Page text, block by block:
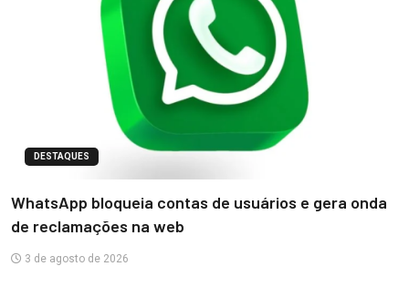
DESTAQUES
WhatsApp bloqueia contas de usuários e gera onda
de reclamações na web
3 de agosto de 2026